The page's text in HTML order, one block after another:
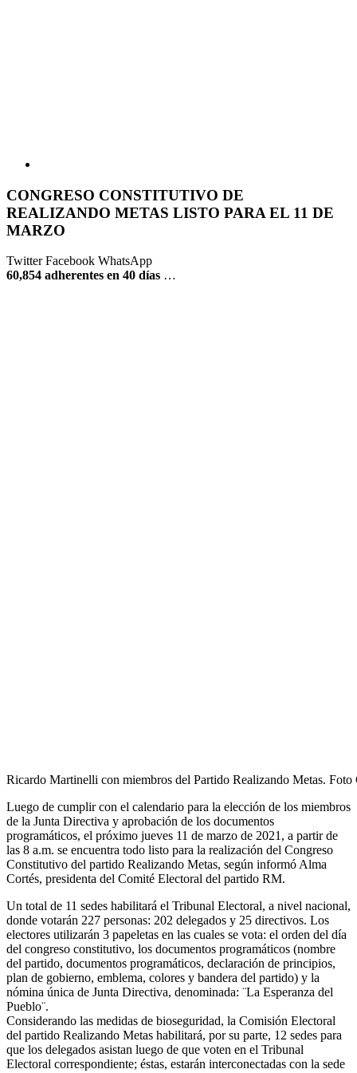
CONGRESO CONSTITUTIVO DE
REALIZANDO METAS LISTO PARA EL 11 DE
MARZO
TwitterFacebook WhatsApp
60,854 adherentes en 40 días …
Ricardo Martinelli con miembros del Partido Realizando Metas. Foto
Luego de cumplir con el calendario para la elección de los miembros
de la Junta Directiva y aprobación de los documentos
programáticos, el próximo jueves 11 de marzo de 2021, a partir de
las 8 a.m. se encuentra todo listo para la realización del Congreso
Constitutivo del partido Realizando Metas, según informó Alma
Cortés, presidenta del Comité Electoral del partido RM.
Un total de 11 sedes habilitará el Tribunal Electoral, a nivel nacional,
donde votarán 227 personas: 202 delegados y 25 directivos. Los
electores utilizarán 3 papeletas en las cuales se vota: el orden del día
del congreso constitutivo, los documentos programáticos (nombre
del partido, documentos programáticos, declaración de principios,
plan de gobierno, emblema, colores y bandera del partido) y la
nómina única de Junta Directiva, denominada: ¨La Esperanza del
Pueblo¨.
Considerando las medidas de bioseguridad, la Comisión Electoral
del partido Realizando Metas habilitará, por su parte, 12 sedes para
que los delegados asistan luego de que voten en el Tribunal
Electoral correspondiente; éstas, estarán interconectadas con la sede